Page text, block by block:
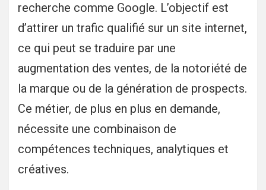
recherche comme Google. L’objectif est
d’attirer un trafic qualifié sur un site internet,
ce qui peut se traduire par une
augmentation des ventes, de la notoriété de
la marque ou de la génération de prospects.
Ce métier, de plus en plus en demande,
nécessite une combinaison de
compétences techniques, analytiques et
créatives.